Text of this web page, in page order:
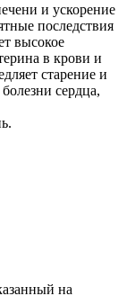
и ускорение
последствия
высокое
в крови и
старение и
сердца,
на